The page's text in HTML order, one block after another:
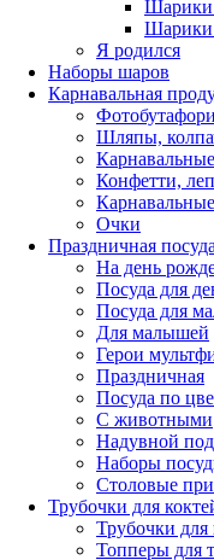
Шарики
Шарики
Я родился
Наборы шаров
Карнавальная
Шляпы,
Конфетти,
Очки
Праздничная посуда
На день
Посуда для
Посуда для
Для малышей
Герои
Праздничная
Посуда по
С животными
Надувной
Наборы
Столовые
Трубочки для
Трубочки
Топперы для